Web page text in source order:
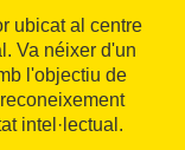
ubicat al centre
Va néixer d'un
l'objectiu de
intel·lectual.